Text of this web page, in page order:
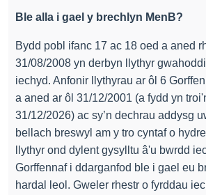
Ble alla i gael y brechlyn MenB?
Bydd pobl ifanc 17 ac 18 oed a aned
31/08/2008 yn derbyn llythyr
iechyd. Anfonir llythyrau ar ôl 6
a aned ar ôl 31/12/2001 (a fydd yn
31/12/2026) ac sy’n dechrau addysg
bellach breswyl am y tro cyntaf o
llythyr ond dylent gysylltu â'u bwrdd
Gorffennaf i ddarganfod ble i gael eu
hardal leol. Gweler rhestr o fyrddau